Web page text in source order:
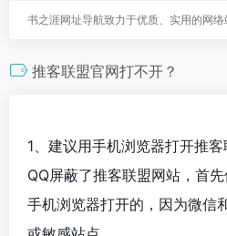
书之涯网址导航致力于优质、实用的网络
推客联盟官网打不开？
1、建议用手机浏览器打开推
QQ屏蔽了推客联盟网站，首
手机浏览器打开的，因为微信